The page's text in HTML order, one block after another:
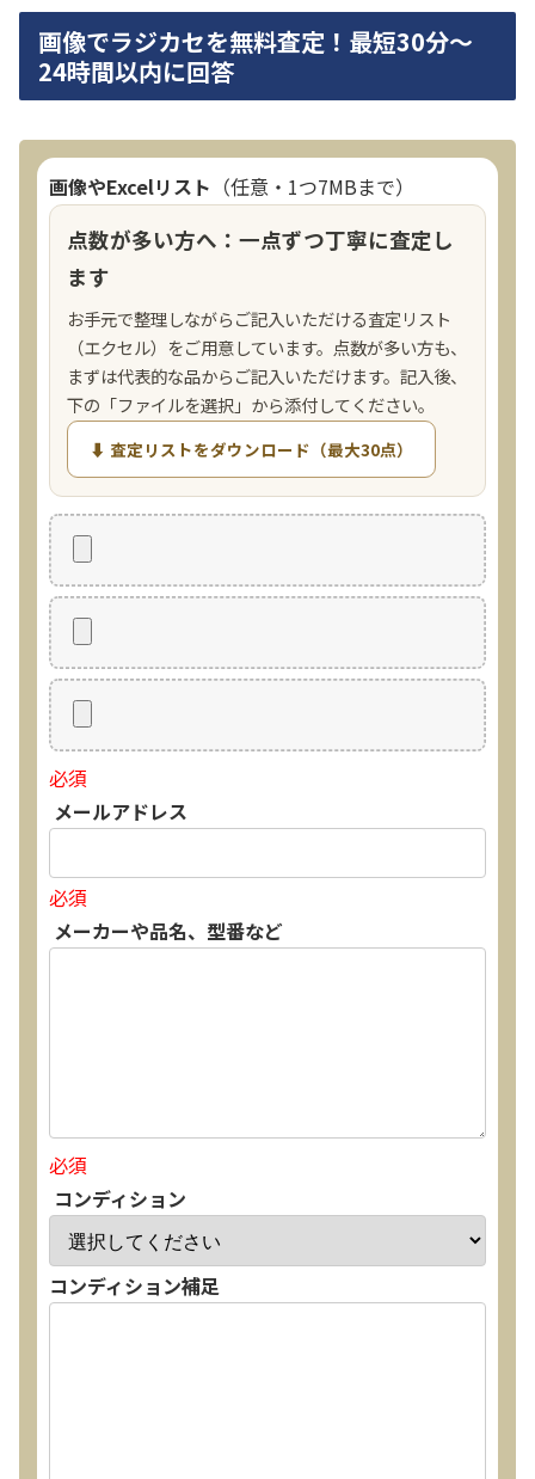
画像でラジカセを無料査定！最短30分～
24時間以内に回答
画像やExcelリスト （任意・1つ7MBまで）
点数が多い方へ：一点ずつ丁寧に査定し
ます
お手元で整理しながらご記入いただける査定リスト
（エクセル）をご用意しています。点数が多い方も、
まずは代表的な品からご記入いただけます。記入後、
下の「ファイルを選択」から添付してください。
⬇ 査定リストをダウンロード（最大30点）
必須
メールアドレス
必須
メーカーや品名、型番など
必須
コンディション
コンディション補足